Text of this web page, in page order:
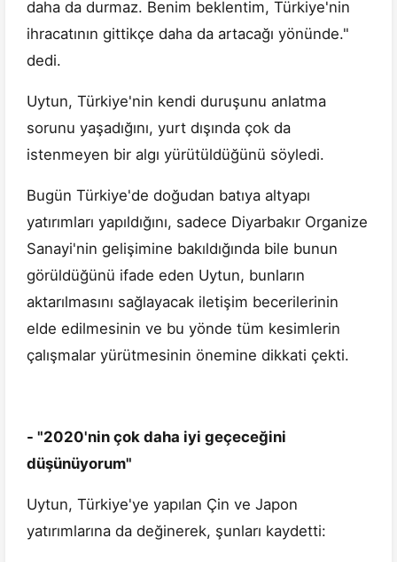
daha da durmaz. Benim beklentim, Türkiye'nin
ihracatının gittikçe daha da artacağı yönünde."
dedi.
Uytun, Türkiye'nin kendi duruşunu anlatma
sorunu yaşadığını, yurt dışında çok da
istenmeyen bir algı yürütüldüğünü söyledi.
Bugün Türkiye'de doğudan batıya altyapı
yatırımları yapıldığını, sadece Diyarbakır Organize
Sanayi'nin gelişimine bakıldığında bile bunun
görüldüğünü ifade eden Uytun, bunların
aktarılmasını sağlayacak iletişim becerilerinin
elde edilmesinin ve bu yönde tüm kesimlerin
çalışmalar yürütmesinin önemine dikkati çekti.
- "2020'nin çok daha iyi geçeceğini
düşünüyorum"
Uytun, Türkiye'ye yapılan Çin ve Japon
yatırımlarına da değinerek, şunları kaydetti: